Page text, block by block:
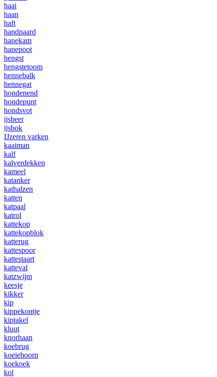
haai
haan
haft
handpaard
hanekam
hanepoot
hengst
hengstetoom
hennebalk
hennegat
hondenend
hondepunt
hondsvot
ijsbeer
ijsbok
IJzeren varken
kaaiman
kalf
kalverdekken
kameel
katanker
kathalzen
katten
katpaal
katrol
kattekop
kattekopblok
katterug
kattespoor
kattestaart
katteval
katzwijm
keesje
kikker
kip
kippekontje
kiptakel
kluut
knorhaan
koebrug
koeiehoorn
koekoek
kol